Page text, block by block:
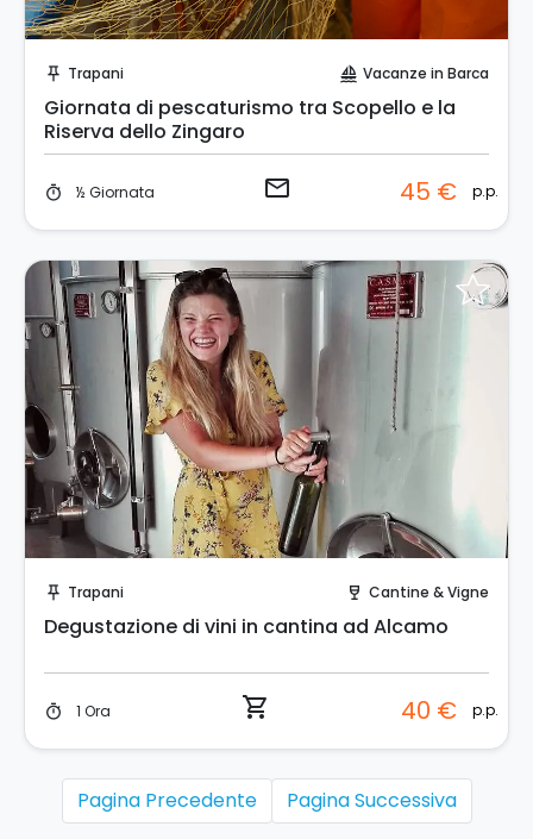
push_pin Trapani sailing Vacanze in Barca
Giornata di pescaturismo tra Scopello e la
Riserva dello Zingaro
timer ½ Giornata email 45 € p.p.
push_pin Trapani wine_bar Cantine & Vigne
Degustazione di vini in cantina ad Alcamo
timer 1 Ora shopping_cart 40 € p.p.
Pagina Precedente Pagina Successiva